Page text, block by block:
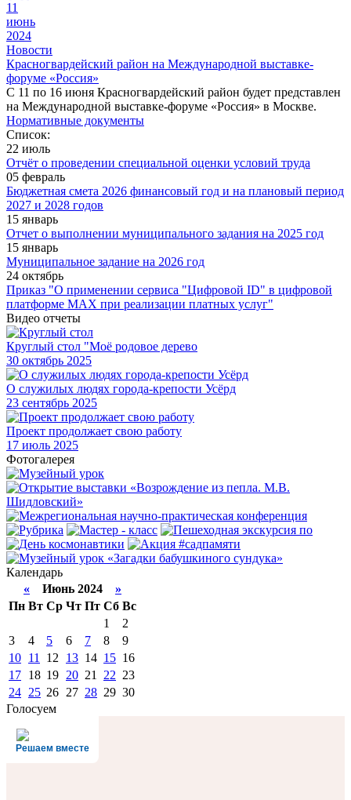
11
июнь
2024
Новости
Красногвардейский район на Международной выставке-
форуме «Россия»
С 11 по 16 июня Красногвардейский район будет представлен
на Международной выставке-форуме «Россия» в Москве.
Нормативные документы
Список:
22 июль
Отчёт о проведении специальной оценки условий труда
05 февраль
Бюджетная смета 2026 финансовый год и на плановый период
2027 и 2028 годов
15 январь
Отчет о выполнении муниципального задания на 2025 год
15 январь
Муниципальное задание на 2026 год
24 октябрь
Приказ "О применении сервиса "Цифровой ID" в цифровой
платформе МАХ при реализации платных услуг"
Видео отчеты
Круглый стол "Моё родовое дерево
30 октябрь 2025
О служилых людях города-крепости Усёрд
23 сентябрь 2025
Проект продолжает свою работу
17 июль 2025
Фотогалерея
Календарь
« Июнь 2024 »
Пн Вт Ср Чт Пт Сб Вс
1
2
3
4 5 6 7 8
9
10 11 12 13 14 15 16
17 18 19 20 21 22 23
24 25 26 27 28 29 30
Голосуем
Решаем вместе